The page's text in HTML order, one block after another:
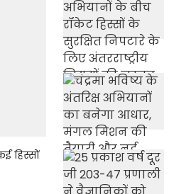
हिस्सों